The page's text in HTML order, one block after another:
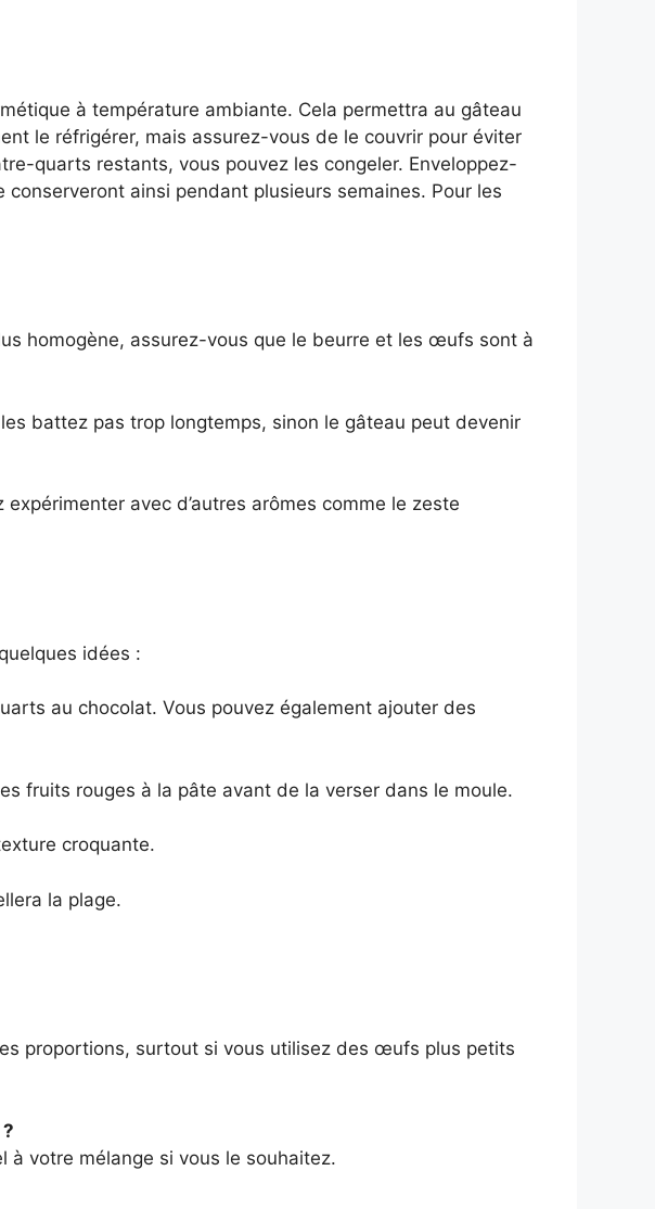
à température ambiante. Cela permettra au gâteau
le réfrigérer, mais assurez-vous de le couvrir pour éviter
quarts restants, vous pouvez les congeler. Enveloppez-
ainsi pendant plusieurs semaines. Pour les
homogène, assurez-vous que le beurre et les œufs sont à
battez pas trop longtemps, sinon le gâteau peut devenir
avec d’autres arômes comme le zeste
idées :
au chocolat. Vous pouvez également ajouter des
fruits rouges à la pâte avant de la verser dans le moule.
croquante.
la plage.
proportions, surtout si vous utilisez des œufs plus petits
à votre mélange si vous le souhaitez.